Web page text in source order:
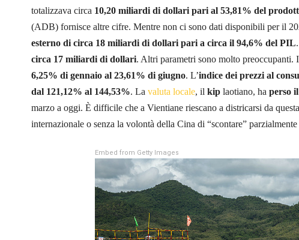
totalizzava circa 10,20 miliardi di dollari pari al 53,81% del
(ADB) fornisce altre cifre. Mentre non ci sono dati disponibili per il
esterno di circa 18 miliardi di dollari pari a circa il 94,6% del PIL
circa 17 miliardi di dollari. Altri parametri sono molto preoccupanti.
6,25% di gennaio al 23,61% di giugno. L’indice dei prezzi al
dal 121,12% al 144,53%. La valuta locale, il kip laotiano, ha perso il
marzo a oggi. È difficile che a Vientiane riescano a districarsi da
internazionale o senza la volontà della Cina di “scontare”
Embed from Getty Images